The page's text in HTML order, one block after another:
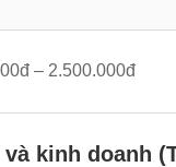
– 2.500.000đ
kinh doanh